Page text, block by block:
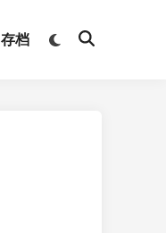
存档
Switch
Open